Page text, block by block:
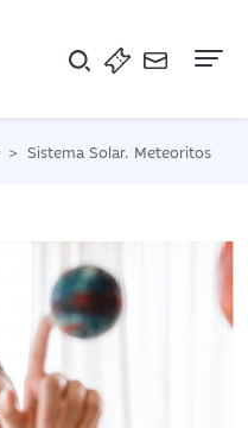
Sistema Solar. Meteoritos